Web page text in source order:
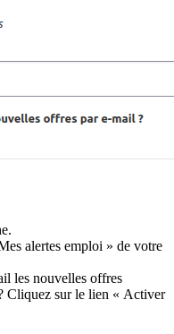
alertes emploi » de votre
les nouvelles offres
Cliquez sur le lien « Activer